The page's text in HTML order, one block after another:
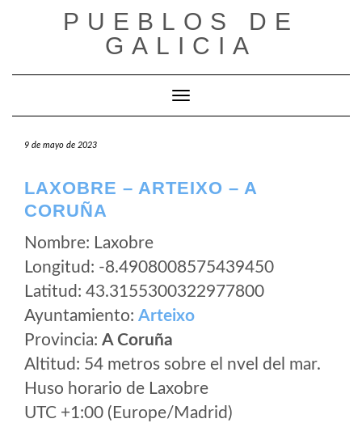
PUEBLOS DE
GALICIA
Cambiar modo de navegación
9 de mayo de 2023
LAXOBRE – ARTEIXO – A
CORUÑA
Nombre: Laxobre
Longitud: -8.4908008575439450
Latitud: 43.3155300322977800
Ayuntamiento: Arteixo
Provincia: A Coruña
Altitud: 54 metros sobre el nvel del mar.
Huso horario de Laxobre
UTC +1:00 (Europe/Madrid)